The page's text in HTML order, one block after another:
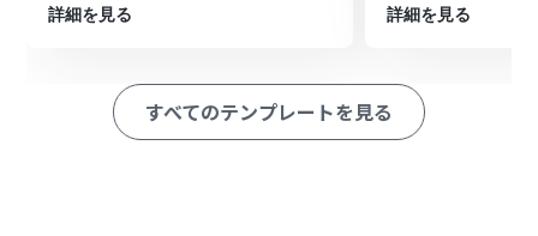
を登録」アクションで整形したデータを登録します
■このワークフローのカスタムポイント
詳細を見る 詳細を見る
すべてのテンプレートを見る